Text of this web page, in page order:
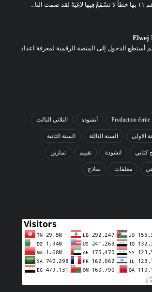
التا...
Elwej
أستطع الدخول إلى المنصة الرقمية لمعرفة اعداد
Production écrite أنشودة الثلاثي الثالث
الاولى السنة الثالثة السنة الثانية
كتابي انشودة تقييم تمارين
معلقات نماذج